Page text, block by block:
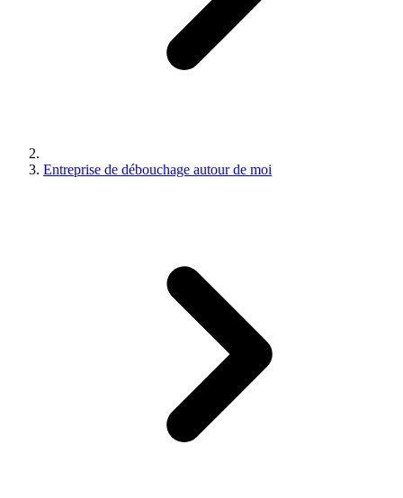
Entreprise de débouchage autour de moi